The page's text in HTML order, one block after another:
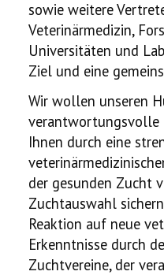
sowie weitere
Veterinärmedizin,
Universitäten und
Ziel und eine
Wir wollen unseren
verantwortungsvolle
Ihnen durch eine
der gesunden Zucht
Zuchtauswahl
Reaktion auf neue
Erkenntnisse durch
Zuchtvereine, der